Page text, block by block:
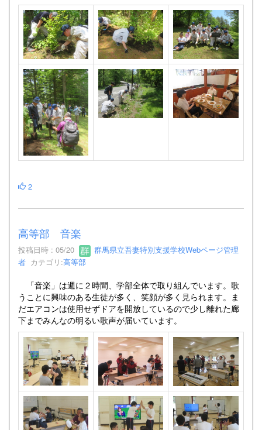
2
高等部 音楽
投稿日時 : 05/20
群馬県立吾妻特別支援学校Webページ管理
者 カテゴリ:高等部
「音楽」は週に２時間、学部全体で取り組んでいます。歌
うことに興味のある生徒が多く、笑顔が多く見られます。ま
だエアコンは使用せずドアを開放しているので少し離れた廊
下までみんなの明るい歌声が届いています。